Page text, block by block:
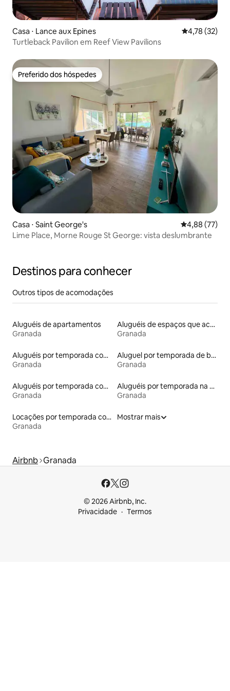
Casa ⋅ Lance aux Epines 4,78 de uma
4,78 (32)
Turtleback Pavilion em Reef View Pavilions
Preferido dos hóspedes
Preferido dos hóspedes
Casa ⋅ Saint George's 4,88 de uma
4,88 (77)
Lime Place, Morne Rouge St George: vista deslumbrante
Destinos para conhecer
Outros tipos de acomodações
Aluguéis de apartamentos
Granada
Aluguéis de espaços que aceitam animais de estimação
Granada
Aluguéis por temporada com acesso ao lago
Granada
Aluguel por temporada de barcos
Granada
Aluguéis por temporada com acesso à praia
Granada
Aluguéis por temporada na orla
Granada
Locações por temporada com piscina
Granada
Mostrar mais
Airbnb Granada
© 2026 Airbnb, Inc.
Privacidade
Termos